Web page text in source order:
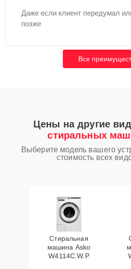
Даже если клиент передумал
позже
Все
Цены на другие
стиральных
Выберите модель вашего
стоимость всех
Стиральная
машина Asko
W4114C.W.P